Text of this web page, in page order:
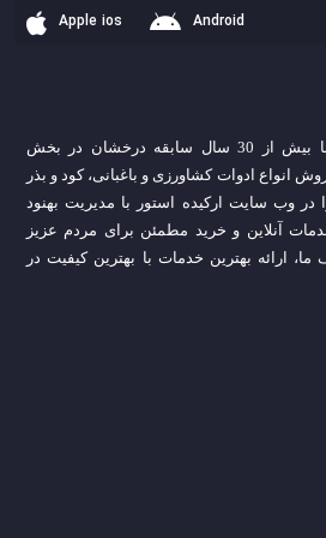
سبد
Apple ios Android
فروشگاه کشاورزی ارکیده با بیش از 30 سال سابقه درخشان در بخش
انواع ادوات کشاورزی و باغبانی، کود و بذر
خود را در وب سایت ارکیده استور با مدیریت بهنود
آنلاین و خرید مطمئن برای مردم عزیز
ما، ارائه بهترین خدمات با بهترین کیفیت در